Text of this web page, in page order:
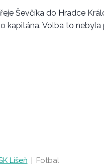
Ševčíka do Hradce
kapitána. Volba to nebyla
Líšeň | Fotbal